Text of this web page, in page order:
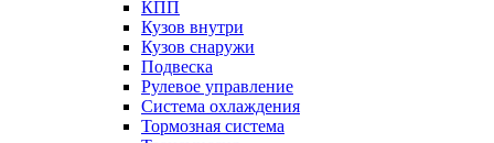
КПП
Кузов внутри
Кузов снаружи
Подвеска
Рулевое управление
Система охлаждения
Тормозная система